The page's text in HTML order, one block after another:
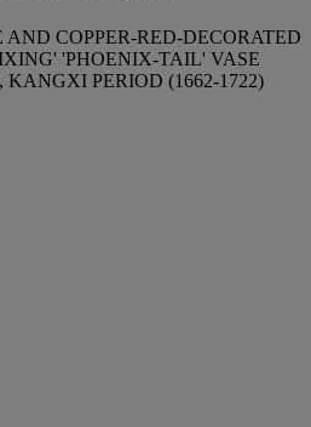
COPPER-RED-DECORATED
'PHOENIX-TAIL' VASE
PERIOD (1662-1722)